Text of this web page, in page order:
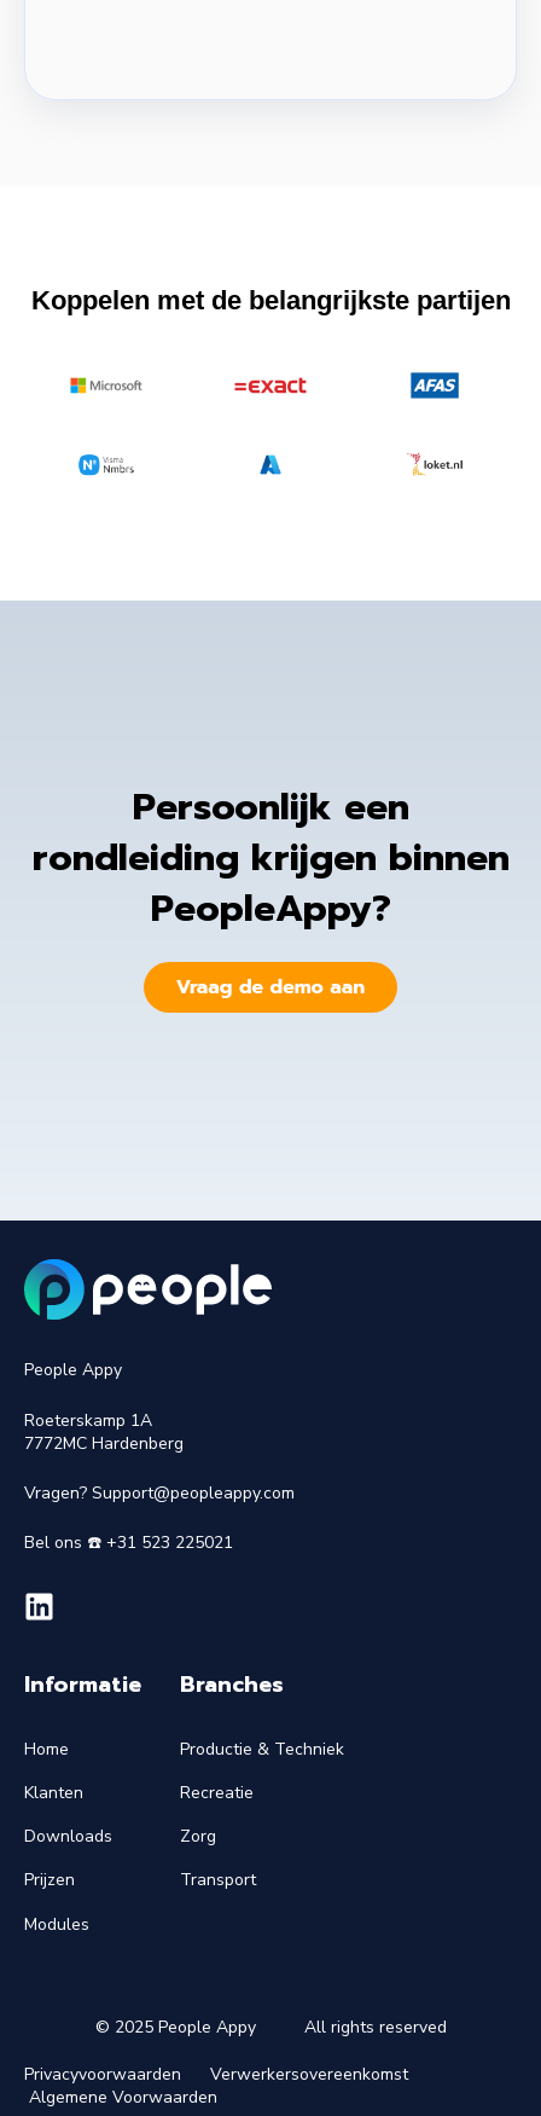
Koppelen met de belangrijkste partijen
Persoonlijk een
rondleiding krijgen binnen
PeopleAppy?
People Appy
Roeterskamp 1A
7772MC Hardenberg
Vragen? Support@peopleappy.com
Bel ons ☎️ +31 523 225021
Informatie
Home
Klanten
Downloads
Prijzen
Modules
Branches
Productie & Techniek
Recreatie
Zorg
Transport
© 2025 People Appy All rights reserved
Privacyvoorwaarden
Verwerkersovereenkomst
Algemene Voorwaarden